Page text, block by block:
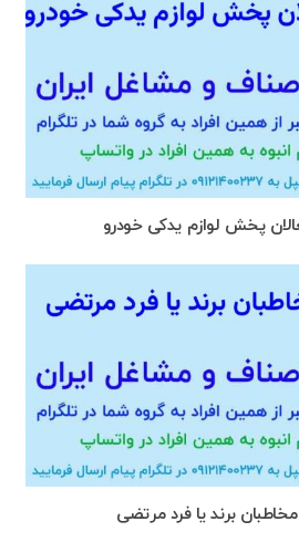
پخش لوازم یدکی خودرو
برند یا فرد مرتضی